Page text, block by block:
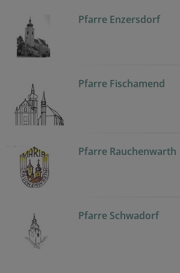
Pfarre Enzersdorf
Pfarre Fischamend
Pfarre Rauchenwarth
Pfarre Schwadorf